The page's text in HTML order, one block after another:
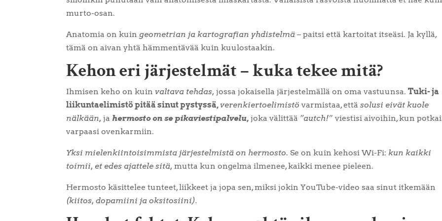
murto-osan.
Anatomia on kuin geometrian ja kartografian yhdistelmä – paitsi että kartoitat itseäsi. Ja kyllä,
tämä on aivan yhtä hämmentävää kuin kuulostaakin.
Kehon eri järjestelmät – kuka tekee mitä?
Ihmisen keho on kuin valtava tehdas,jossa jokaisella järjestelmällä on oma vastuunsa.Tuki- ja
liikuntaelimistö pitää sinut pystyssä, verenkiertoelimistövarmistaa, ettäsolusi eivät kuole
nälkään, ja hermosto on se pikaviestipalvelu, joka välittää ”autch!” viestisi aivoihin, kun
varpaasi ovenkarmiin.
Yksi mielenkiintoisimmista järjestelmistä on hermosto. Se on kuin kehosi Wi-Fi: kun kaikki
toimii, et edes ajattele sitä, mutta kun ongelma ilmenee, kaikki menee pieleen.
Hermosto käsittelee tunteet, liikkeet ja jopa sen, miksi jokin YouTube-video saa sinut itkemään
(kiitos, dopamiini ja oksitosiini).